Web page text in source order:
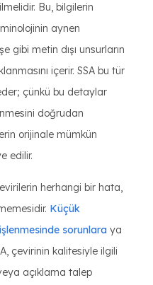
Bu, bilgilerin
aynen
gibi metin dışı unsurların
içerir. SSA bu tür
çünkü bu detaylar
doğrudan
orijinale mümkün
edilir.
herhangi bir hata,
Küçük
sorunlara ya
çevirinin kalitesiyle ilgili
açıklama talep